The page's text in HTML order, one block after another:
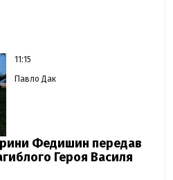
11:15
Павло Дак
Федишин передав
Героя Василя